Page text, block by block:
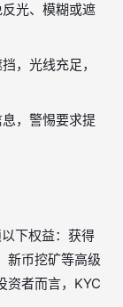
光、模糊或遮
，光线充足，
，警惕要求提
下权益：获得
新币挖矿等高级
资者而言，KYC